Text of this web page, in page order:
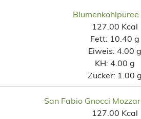
Blumenkohlpüree
127.00 Kcal
Fett: 10.40 g
Eiweis: 4.00 g
KH: 4.00 g
Zucker: 1.00 g
San Fabio Gnocci
127.00 Kcal